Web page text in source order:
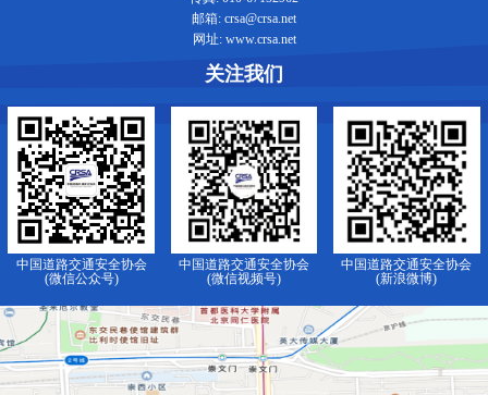
邮箱: crsa@crsa.net
网址: www.crsa.net
关注我们
中国道路交通安全协会
(微信公众号)
中国道路交通安全协会
(微信视频号)
中国道路交通安全协会
(新浪微博)